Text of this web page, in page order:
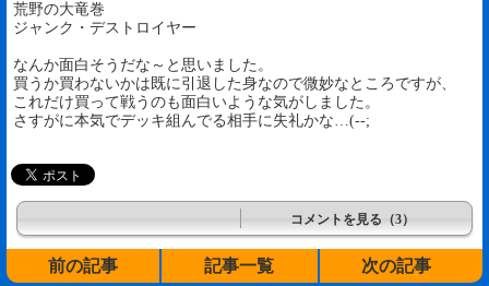
荒野の大竜巻
ジャンク・デストロイヤー
なんか面白そうだな～と思いました。
買うか買わないかは既に引退した身なので微妙なところですが、
これだけ買って戦うのも面白いような気がしました。
さすがに本気でデッキ組んでる相手に失礼かな…(--;
コメントを見る（3）
前の記事 記事一覧 次の記事